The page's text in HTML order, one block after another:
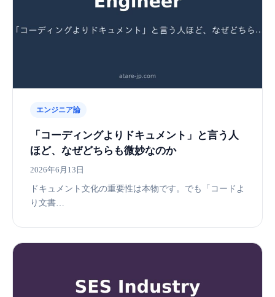
エンジニア論
「コーディングよりドキュメント」と言う人
ほど、なぜどちらも微妙なのか
2026年6月13日
ドキュメント文化の重要性は本物です。でも「コードよ
り文書…